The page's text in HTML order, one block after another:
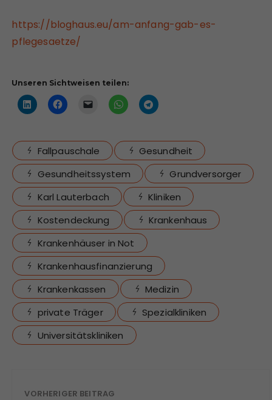
https://bloghaus.eu/am-anfang-gab-es-
pflegesaetze/
:
W
n
d
e
r
P
a
t
i
e
n
t
d
e
Unseren Sichtweisen teilen:
Fallpauschale
Gesundheit
Gesundheitssystem
Grundversorger
Karl Lauterbach
Kliniken
Kostendeckung
Krankenhaus
Krankenhäuser in Not
Krankenhausfinanzierung
Krankenkassen
Medizin
private Träger
Spezialkliniken
Universitätskliniken
VORHERIGER BEITRAG